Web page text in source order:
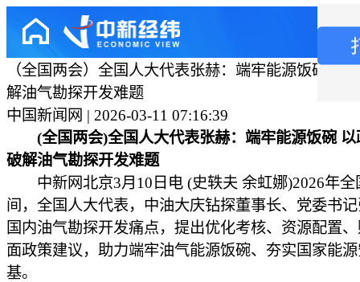
（全国两会）全国人大代表张赫：端牢能源饭碗 以
解油气勘探开发难题
中国新闻网 | 2026-03-11 07:16:39
(全国两会)全国人大代表张赫：端牢能源饭碗
破解油气勘探开发难题
中新网北京3月10日电 (史轶夫 余虹娜)2026年全
间，全国人大代表，中油大庆钻探董事长、党委书
国内油气勘探开发痛点，提出优化考核、资源配置
面政策建议，助力端牢油气能源饭碗、夯实国家能
基。